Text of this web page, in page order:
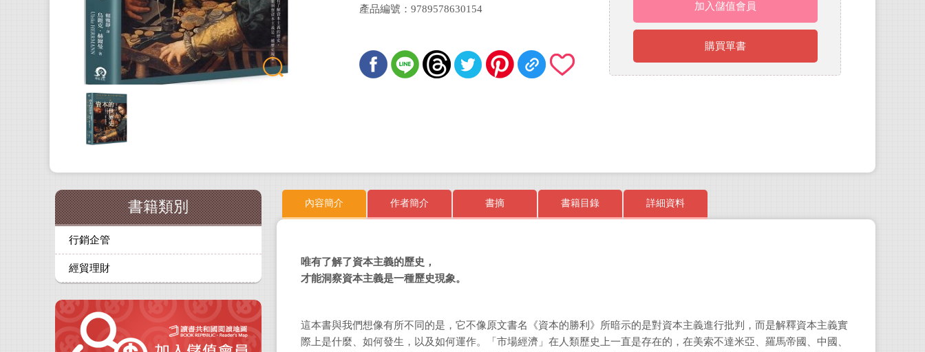
產品編號：9789578630154
加入儲值會員
購買單書
內容簡介 作者簡介 書摘 書籍目錄 詳細資料
唯有了解了資本主義的歷史，
才能洞察資本主義是一種歷史現象。
這本書與我們想像有所不同的是，它不像原文書名《資本的勝利》所暗示的是對資本主義進行批判，而是解釋資本主義實
際上是什麼、如何發生，以及如何運作。「市場經濟」在人類歷史上一直是存在的，在美索不達米亞、羅馬帝國、中國、
書籍類別
行銷企管
經貿理財